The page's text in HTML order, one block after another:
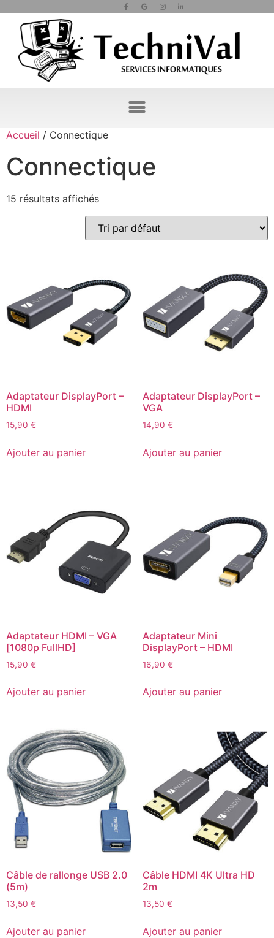
Accueil / Connectique
Connectique
15 résultats affichés
Adaptateur DisplayPort –
HDMI
15,90 €
Ajouter au panier
Adaptateur DisplayPort –
VGA
14,90 €
Ajouter au panier
Adaptateur HDMI – VGA
[1080p FullHD]
15,90 €
Ajouter au panier
Adaptateur Mini
DisplayPort – HDMI
16,90 €
Ajouter au panier
Câble de rallonge USB 2.0
(5m)
13,50 €
Ajouter au panier
Câble HDMI 4K Ultra HD
2m
13,50 €
Ajouter au panier